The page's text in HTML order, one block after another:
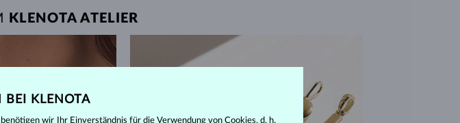
KLENOTA ATELIER
KLENOTA
wir Ihr Einverständnis für die Verwendung von Cookies, d. h.